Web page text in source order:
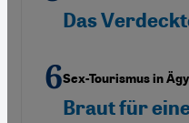
Das
Sex-Tourismus in
Braut für